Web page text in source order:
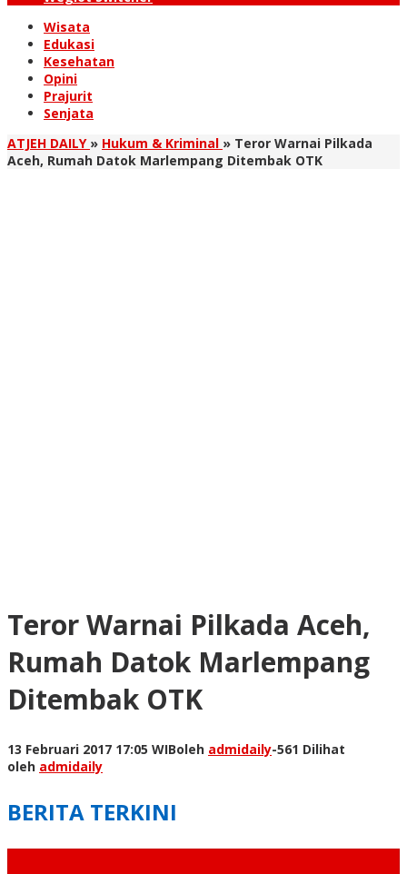
Wisata
Edukasi
Kesehatan
Opini
Prajurit
Senjata
ATJEH DAILY » Hukum & Kriminal » Teror Warnai Pilkada
Aceh, Rumah Datok Marlempang Ditembak OTK
Teror Warnai Pilkada Aceh,
Rumah Datok Marlempang
Ditembak OTK
13 Februari 2017 17:05 WIBoleh admidaily-561 Dilihat
oleh admidaily
BERITA TERKINI